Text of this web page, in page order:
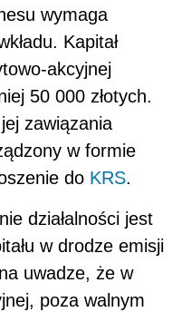
wymaga
Kapitał
akcyjnej
50 000 złotych.
zawiązania
w formie
do KRS.
działalności jest
w drodze emisji
uwadze, że w
poza walnym